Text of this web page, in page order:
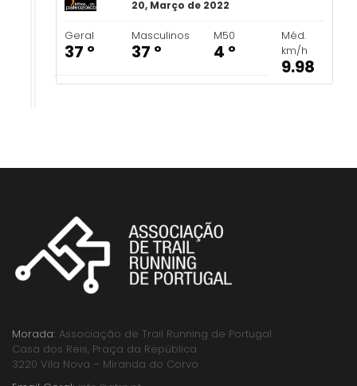
20, Março de 2022
Geral
37 º
Masculinos
37 º
M50
4 º
Méd.
km/h
9.98
Morada: Associação de Trail Running de Portugal
Casa dos Reis, Praça da República
3220 Vila Nova – Miranda do Corvo